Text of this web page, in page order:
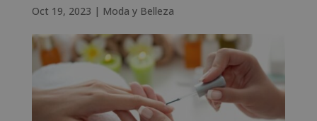
Oct 19, 2023 | Moda y Belleza